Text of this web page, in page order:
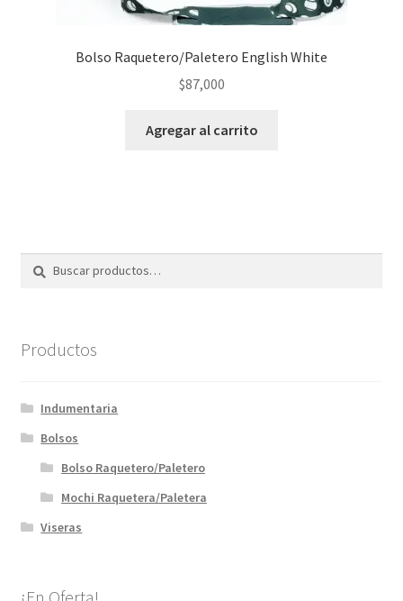
Bolso Raquetero/Paletero English White
$87,000
Agregar al carrito
Productos
Indumentaria
Bolsos
Bolso Raquetero/Paletero
Mochi Raquetera/Paletera
Viseras